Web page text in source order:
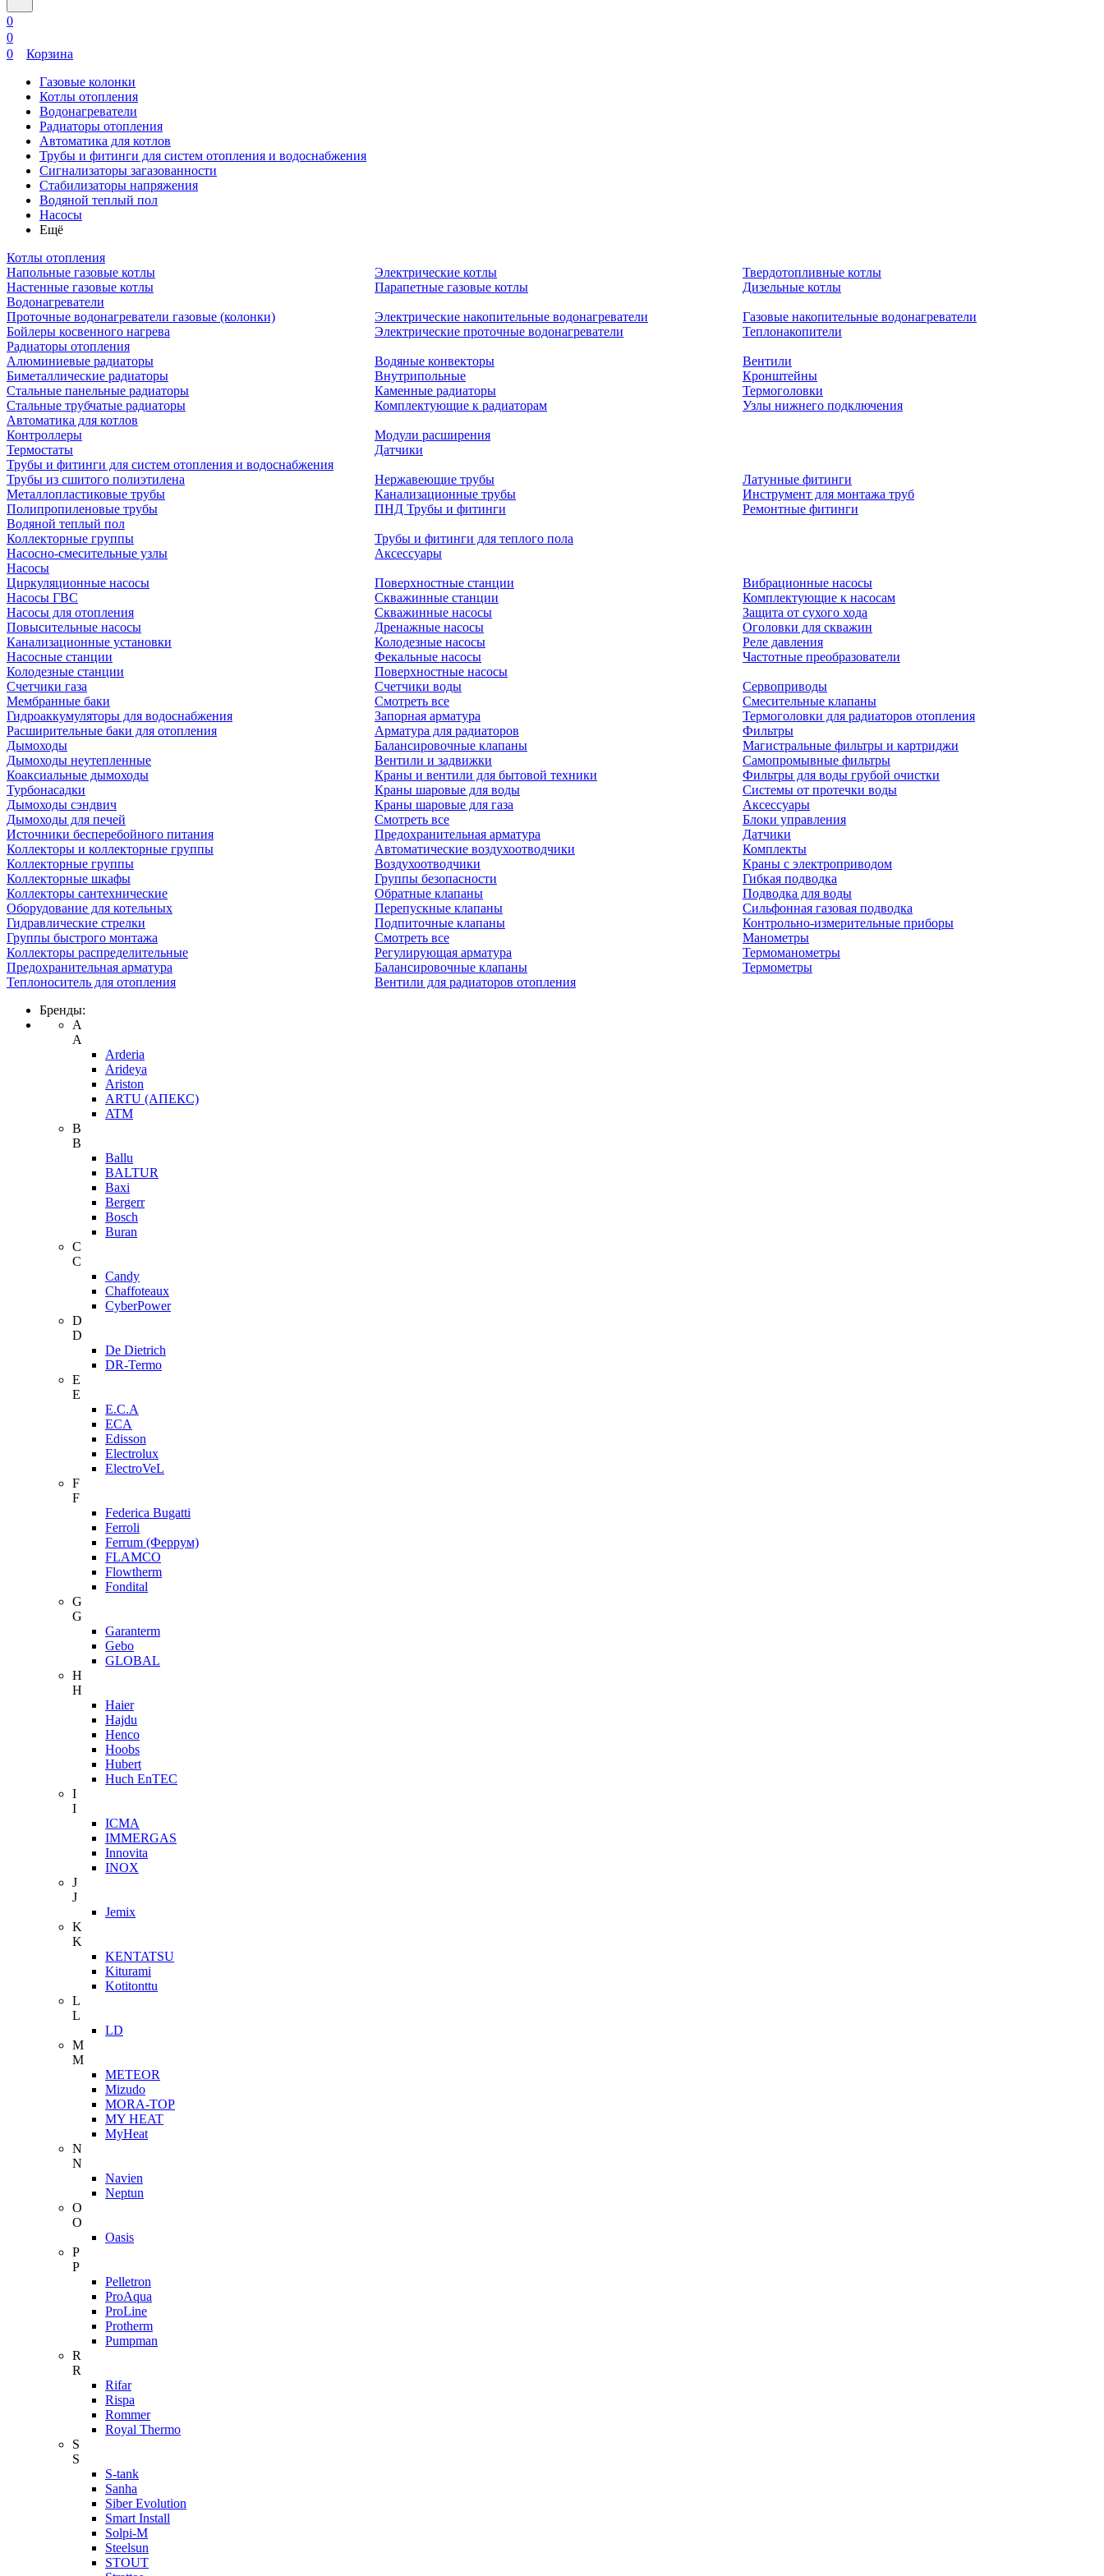
0
0
0
Корзина
Газовые колонки
Котлы отопления
Водонагреватели
Радиаторы отопления
Автоматика для котлов
Трубы и фитинги для систем отопления и водоснабжения
Сигнализаторы загазованности
Стабилизаторы напряжения
Водяной теплый пол
Насосы
Ещё
Котлы отопления
Напольные газовые котлы
Настенные газовые котлы
Электрические котлы
Парапетные газовые котлы
Твердотопливные котлы
Дизельные котлы
Водонагреватели
Проточные водонагреватели газовые (колонки)
Бойлеры косвенного нагрева
Электрические накопительные водонагреватели
Электрические проточные водонагреватели
Газовые накопительные водонагреватели
Теплонакопители
Радиаторы отопления
Алюминиевые радиаторы
Биметаллические радиаторы
Стальные панельные радиаторы
Стальные трубчатые радиаторы
Водяные конвекторы
Внутрипольные
Каменные радиаторы
Комплектующие к радиаторам
Вентили
Кронштейны
Термоголовки
Узлы нижнего подключения
Автоматика для котлов
Контроллеры
Термостаты
Модули расширения
Датчики
Трубы и фитинги для систем отопления и водоснабжения
Трубы из сшитого полиэтилена
Металлопластиковые трубы
Полипропиленовые трубы
Нержавеющие трубы
Канализационные трубы
ПНД Трубы и фитинги
Латунные фитинги
Инструмент для монтажа труб
Ремонтные фитинги
Водяной теплый пол
Коллекторные группы
Насосно-смесительные узлы
Трубы и фитинги для теплого пола
Аксессуары
Насосы
Циркуляционные насосы
Насосы ГВС
Насосы для отопления
Повысительные насосы
Канализационные установки
Насосные станции
Колодезные станции
Поверхностные станции
Скважинные станции
Скважинные насосы
Дренажные насосы
Колодезные насосы
Фекальные насосы
Поверхностные насосы
Вибрационные насосы
Комплектующие к насосам
Защита от сухого хода
Оголовки для скважин
Реле давления
Частотные преобразователи
Счетчики газа
Мембранные баки
Гидроаккумуляторы для водоснабжения
Расширительные баки для отопления
Дымоходы
Дымоходы неутепленные
Коаксиальные дымоходы
Турбонасадки
Дымоходы сэндвич
Дымоходы для печей
Источники бесперебойного питания
Коллекторы и коллекторные группы
Коллекторные группы
Коллекторные шкафы
Коллекторы сантехнические
Оборудование для котельных
Гидравлические стрелки
Группы быстрого монтажа
Коллекторы распределительные
Предохранительная арматура
Теплоноситель для отопления
Счетчики воды
Смотреть все
Запорная арматура
Арматура для радиаторов
Балансировочные клапаны
Вентили и задвижки
Краны и вентили для бытовой техники
Краны шаровые для воды
Краны шаровые для газа
Смотреть все
Предохранительная арматура
Автоматические воздухоотводчики
Воздухоотводчики
Группы безопасности
Обратные клапаны
Перепускные клапаны
Подпиточные клапаны
Смотреть все
Регулирующая арматура
Балансировочные клапаны
Вентили для радиаторов отопления
Сервоприводы
Смесительные клапаны
Термоголовки для радиаторов отопления
Фильтры
Магистральные фильтры и картриджи
Самопромывные фильтры
Фильтры для воды грубой очистки
Системы от протечки воды
Аксессуары
Блоки управления
Датчики
Комплекты
Краны с электроприводом
Гибкая подводка
Подводка для воды
Сильфонная газовая подводка
Контрольно-измерительные приборы
Манометры
Термоманометры
Термометры
Бренды:
A
A
Arderia
Arideya
Ariston
ARTU (АПЕКС)
ATM
B
B
Ballu
BALTUR
Baxi
Bergerr
Bosch
Buran
C
C
Candy
Chaffoteaux
CyberPower
D
D
De Dietrich
DR-Termo
E
E
E.C.A
ECA
Edisson
Electrolux
ElectroVeL
F
F
Federica Bugatti
Ferroli
Ferrum (Феррум)
FLAMCO
Flowtherm
Fondital
G
G
Garanterm
Gebo
GLOBAL
H
H
Haier
Hajdu
Henco
Hoobs
Hubert
Huch EnTEC
I
I
ICMA
IMMERGAS
Innovita
INOX
J
J
Jemix
K
K
KENTATSU
Kiturami
Kotitonttu
L
L
LD
M
M
METEOR
Mizudo
MORA-TOP
MY HEAT
MyHeat
N
N
Navien
Neptun
O
O
Oasis
P
P
Pelletron
ProAqua
ProLine
Protherm
Pumpman
R
R
Rifar
Rispa
Rommer
Royal Thermo
S
S
S-tank
Sanha
Siber Evolution
Smart Install
Solpi-M
Steelsun
STOUT